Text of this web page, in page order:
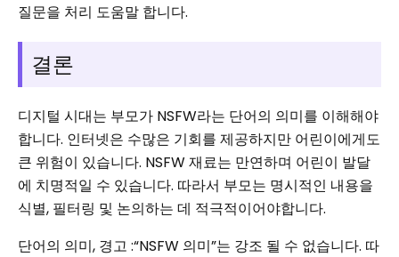
질문을 처리 도움말 합니다.
결론
디지털 시대는 부모가 NSFW라는 단어의 의미를 이해해야
합니다. 인터넷은 수많은 기회를 제공하지만 어린이에게도
큰 위험이 있습니다. NSFW 재료는 만연하며 어린이 발달
에 치명적일 수 있습니다. 따라서 부모는 명시적인 내용을
식별, 필터링 및 논의하는 데 적극적이어야합니다.
단어의 의미, 경고 :“NSFW 의미”는 강조 될 수 없습니다. 따